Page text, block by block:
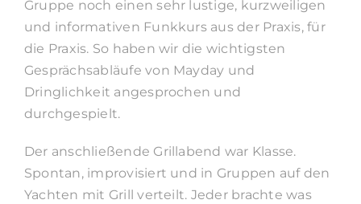
Gruppe noch einen sehr lustige, kurzweiligen
und informativen Funkkurs aus der Praxis, für
die Praxis. So haben wir die wichtigsten
Gesprächsabläufe von Mayday und
Dringlichkeit angesprochen und
durchgespielt.
Der anschließende Grillabend war Klasse.
Spontan, improvisiert und in Gruppen auf den
Yachten mit Grill verteilt. Jeder brachte was